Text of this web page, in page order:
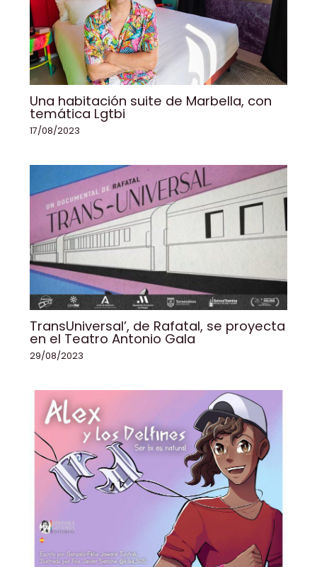
Una habitación suite de Marbella, con
temática Lgtbi
17/08/2023
TransUniversal’, de Rafatal, se proyecta
en el Teatro Antonio Gala
29/08/2023